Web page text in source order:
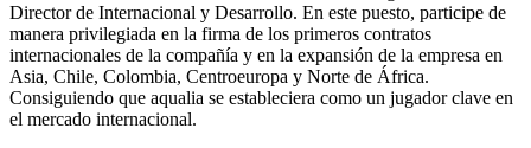
Director de Internacional y Desarrollo. En este puesto, participe de
manera privilegiada en la firma de los primeros contratos
internacionales de la compañía y en la expansión de la empresa en
Asia, Chile, Colombia, Centroeuropa y Norte de África.
Consiguiendo que aqualia se estableciera como un jugador clave en
el mercado internacional.